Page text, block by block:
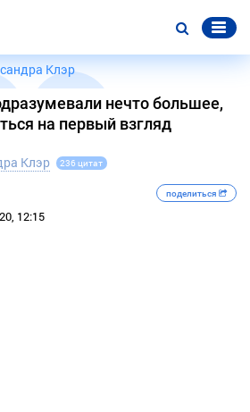
Клэр
нечто большее,
на первый взгляд
Клэр 236 цитат
поделиться
12:15